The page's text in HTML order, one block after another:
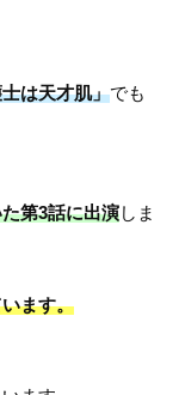
は天才肌」でも
第3話に出演しま
ます。